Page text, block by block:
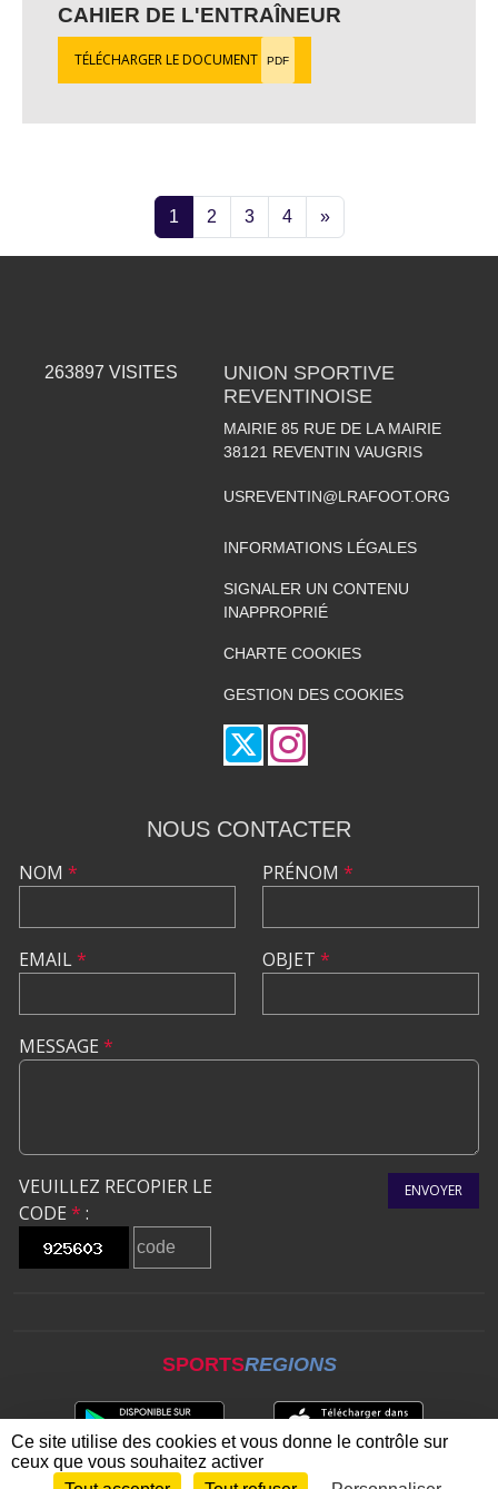
CAHIER DE L'ENTRAÎNEUR
TÉLÉCHARGER LE DOCUMENT PDF
1 2 3 4 »
263897 VISITES
UNION SPORTIVE
REVENTINOISE
MAIRIE 85 RUE DE LA MAIRIE
38121 REVENTIN VAUGRIS
USREVENTIN@LRAFOOT.ORG
INFORMATIONS LÉGALES
SIGNALER UN CONTENU
INAPPROPRIÉ
CHARTE COOKIES
GESTION DES COOKIES
NOUS CONTACTER
NOM *
EMAIL*
PRÉNOM *
OBJET *
MESSAGE *
VEUILLEZ RECOPIER LE
CODE * :
ENVOYER
SPORTSREGIONS
Ce site utilise des cookies et vous donne le contrôle sur
ceux que vous souhaitez activer